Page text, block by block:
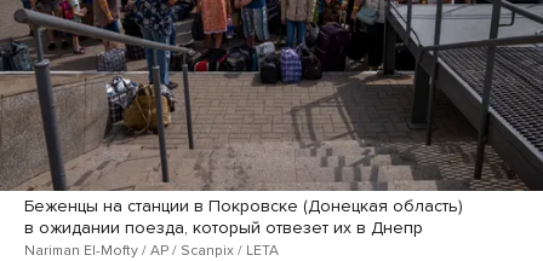
Беженцы на станции в Покровске (Донецкая область)
в ожидании поезда, который отвезет их в Днепр
Nariman El-Mofty / AP / Scanpix / LETA